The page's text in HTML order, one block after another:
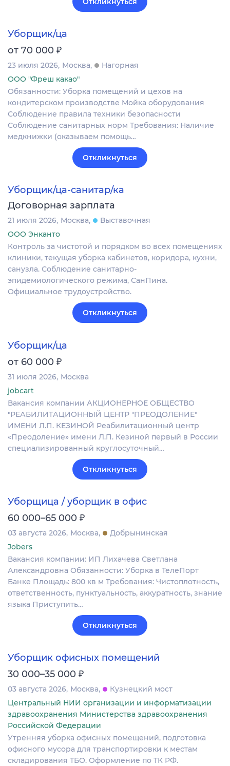
Уборщик/ца
от 70 000 ₽
23 июля 2026 Москва
Нагорная
ООО "Фреш какао"
Обязанности: Уборка помещений и цехов на
кондитерском производстве Мойка оборудования
Соблюдение правила техники безопасности
Соблюдение санитарных норм Требования: Наличие
медкнижки (оказываем помощь…
Откликнуться
Уборщик/ца-санитар/ка
Договорная зарплата
21 июля 2026 Москва
Выставочная
ООО Энканто
Контроль за чистотой и порядком во всех помещениях
клиники, текущая уборка кабинетов, коридора, кухни,
санузла. Соблюдение санитарно-
эпидемиологического режима, СанПина.
Официальное трудоустройство.
Откликнуться
Уборщик/ца
от 60 000 ₽
31 июля 2026 Москва
jobcart
Вакансия компании АКЦИОНЕРНОЕ ОБЩЕСТВО
"РЕАБИЛИТАЦИОННЫЙ ЦЕНТР "ПРЕОДОЛЕНИЕ"
ИМЕНИ Л.П. КЕЗИНОЙ Реабилитационный центр
«Преодоление» имени Л.П. Кезиной первый в России
специализированный круглосуточный…
Откликнуться
Уборщица / уборщик в офис
60 000–65 000 ₽
03 августа 2026 Москва
Добрынинская
Jobers
Вакансия компании: ИП Лихачева Светлана
Александровна Обязанности: Уборка в ТелеПорт
Банке Площадь: 800 кв м Требования: Чистоплотность,
ответственность, пунктуальность, аккуратность, знание
языка Приступить…
Откликнуться
Уборщик офисных помещений
30 000–35 000 ₽
03 августа 2026 Москва
Кузнецкий мост
Центральный НИИ организации и информатизации
здравоохранения Министерства здравоохранения
Российской Федерации
Утренняя уборка офисных помещений, подготовка
офисного мусора для транспортировки к местам
складирования ТБО. Оформление по ТК РФ.